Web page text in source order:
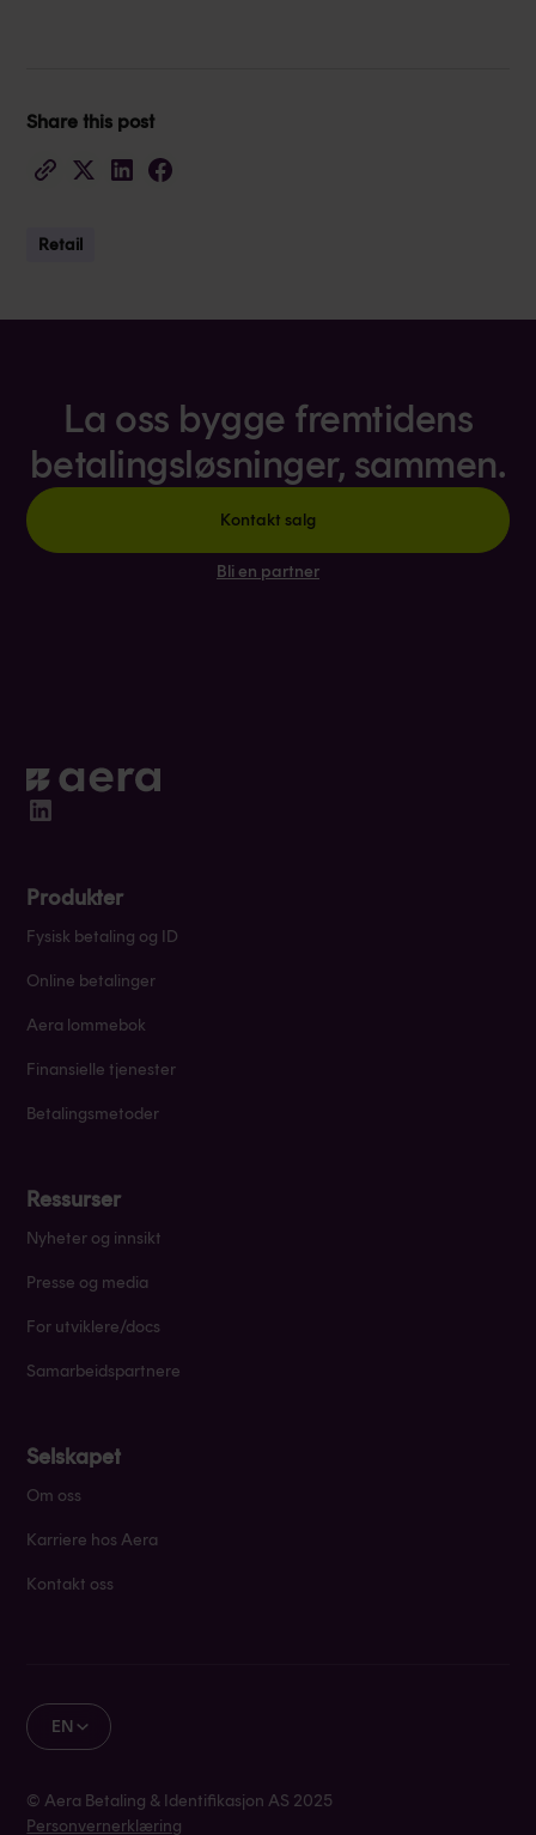
Share this post
Retail
La oss bygge fremtidens
betalingsløsninger, sammen.
Kontakt salg
Bli en partner
Produkter
Fysisk betaling og ID
Online betalinger
Aera lommebok
Finansielle tjenester
Betalingsmetoder
Ressurser
Nyheter og innsikt
Presse og media
For utviklere/docs
Samarbeidspartnere
Selskapet
Om oss
Karriere hos Aera
Kontakt oss
© Aera Betaling & Identifikasjon AS 2025
Personvernerklæring
EN